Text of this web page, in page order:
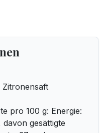
pro 100 g: Energie:
gesättigte